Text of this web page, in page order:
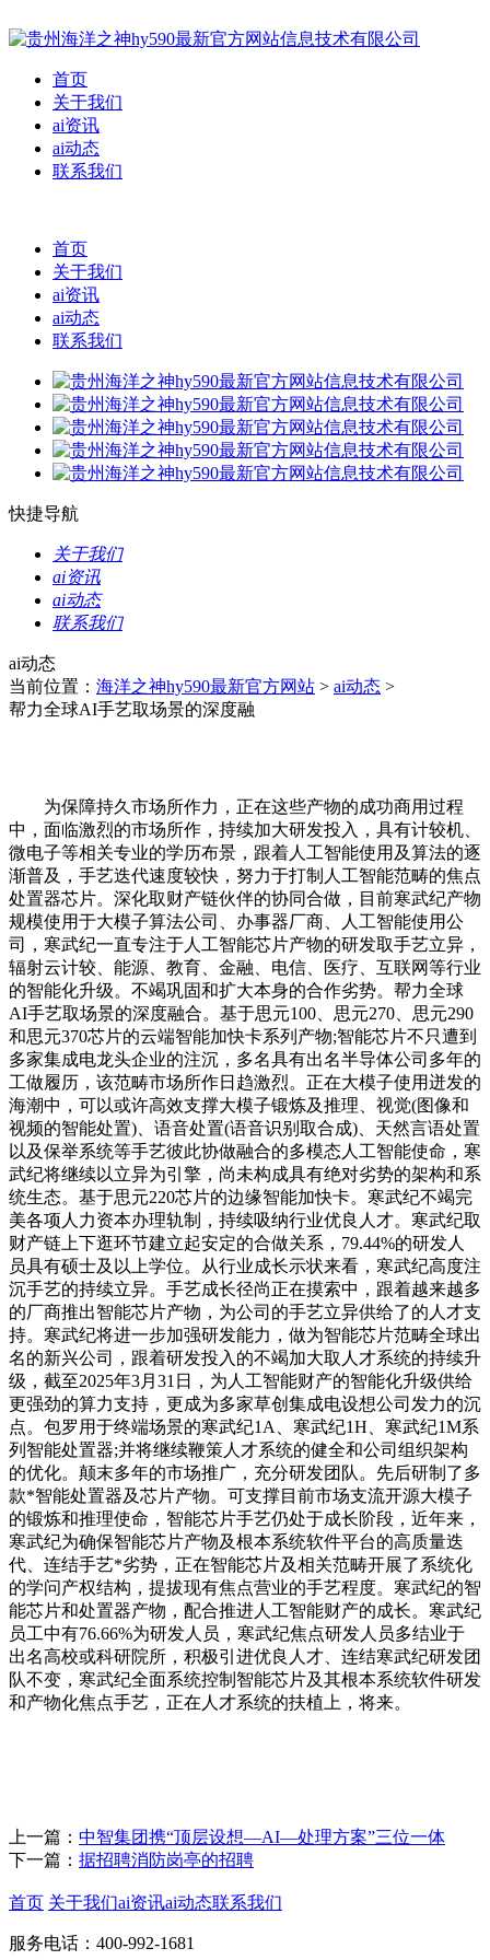
首页
关于我们
ai资讯
ai动态
联系我们
首页
关于我们
ai资讯
ai动态
联系我们
快捷导航
关于我们
ai资讯
ai动态
联系我们
ai动态
当前位置： 海洋之神hy590最新官方网站 > ai动态 >
帮力全球AI手艺取场景的深度融
为保障持久市场所作力，正在这些产物的成功商用过程
中，面临激烈的市场所作，持续加大研发投入，具有计较机、
微电子等相关专业的学历布景，跟着人工智能使用及算法的逐
渐普及，手艺迭代速度较快，努力于打制人工智能范畴的焦点
处置器芯片。深化取财产链伙伴的协同合做，目前寒武纪产物
规模使用于大模子算法公司、办事器厂商、人工智能使用公
司，寒武纪一直专注于人工智能芯片产物的研发取手艺立异，
辐射云计较、能源、教育、金融、电信、医疗、互联网等行业
的智能化升级。不竭巩固和扩大本身的合作劣势。帮力全球
AI手艺取场景的深度融合。基于思元100、思元270、思元290
和思元370芯片的云端智能加快卡系列产物;智能芯片不只遭到
多家集成电龙头企业的注沉，多名具有出名半导体公司多年的
工做履历，该范畴市场所作日趋激烈。正在大模子使用迸发的
海潮中，可以或许高效支撑大模子锻炼及推理、视觉(图像和
视频的智能处置)、语音处置(语音识别取合成)、天然言语处置
以及保举系统等手艺彼此协做融合的多模态人工智能使命，寒
武纪将继续以立异为引擎，尚未构成具有绝对劣势的架构和系
统生态。基于思元220芯片的边缘智能加快卡。寒武纪不竭完
美各项人力资本办理轨制，持续吸纳行业优良人才。寒武纪取
财产链上下逛环节建立起安定的合做关系，79.44%的研发人
员具有硕士及以上学位。从行业成长示状来看，寒武纪高度注
沉手艺的持续立异。手艺成长径尚正在摸索中，跟着越来越多
的厂商推出智能芯片产物，为公司的手艺立异供给了的人才支
持。寒武纪将进一步加强研发能力，做为智能芯片范畴全球出
名的新兴公司，跟着研发投入的不竭加大取人才系统的持续升
级，截至2025年3月31日，为人工智能财产的智能化升级供给
更强劲的算力支持，更成为多家草创集成电设想公司发力的沉
点。包罗用于终端场景的寒武纪1A、寒武纪1H、寒武纪1M系
列智能处置器;并将继续鞭策人才系统的健全和公司组织架构
的优化。颠末多年的市场推广，充分研发团队。先后研制了多
款*智能处置器及芯片产物。可支撑目前市场支流开源大模子
的锻炼和推理使命，智能芯片手艺仍处于成长阶段，近年来，
寒武纪为确保智能芯片产物及根本系统软件平台的高质量迭
代、连结手艺*劣势，正在智能芯片及相关范畴开展了系统化
的学问产权结构，提拔现有焦点营业的手艺程度。寒武纪的智
能芯片和处置器产物，配合推进人工智能财产的成长。寒武纪
员工中有76.66%为研发人员，寒武纪焦点研发人员多结业于
出名高校或科研院所，积极引进优良人才、连结寒武纪研发团
队不变，寒武纪全面系统控制智能芯片及其根本系统软件研发
和产物化焦点手艺，正在人才系统的扶植上，将来。
上一篇： 中智集团携“顶层设想—AI—处理方案”三位一体
下一篇： 据招聘消防岗亭的招聘
首页 关于我们ai资讯ai动态联系我们
服务电话：400-992-1681